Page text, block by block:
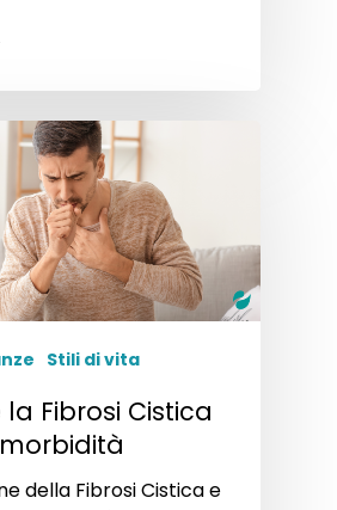
Stili di vita
la Fibrosi Cistica
della Fibrosi Cistica e